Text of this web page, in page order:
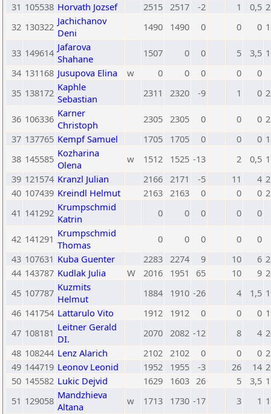
31 105538 Horvath Jozsef 2515 2517 -2 1 0,5
32 130322 Jachichanov
Deni
1490 1490 0 0 0
33 149614 Jafarova
Shahane
1507 0 0 5 3,5
34 131168 Jusupova Elina w 0 0 0 0
0
35 138172 Kaphle
Sebastian
2311 2320 -9 1 0
36 106336 Karner
Christoph
2305 2305 0 0 0
37 137765 Kempf Samuel 1705 1705 0 0 0
38 145585 Kozharina
Olena
w 1512 1525 -13 2 0,5
39 121574 Kranzl Julian 2166 2171 -5 11 4
40 107439 Kreindl Helmut 2163 2163 0 0 0
41 141292 Krumpschmid
Katrin
0 0 0 0 0
42 141291 Krumpschmid
Thomas
0 0 0 0
0
43 107631 Kuba Guenter 2283 2274 9 10 6
44 143787 Kudlak Julia W 2016 1951 65 10 9
45 107787 Kuzmits
Helmut
1884 1910 -26 4 1,5
46 141754 Lattarulo Vito 1912 1912 0 0 0
47 108181 Leitner Gerald
DI.
2070 2082 -12 8 4
48 108244 Lenz Alarich 2102 2102 0 0 0
49 144719 Leonov Leonid 1952 1955 -3 26 14
50 145582 Lukic Dejvid 1629 1603 26 5 3,5
51 129058 Mandzhieva
Altana
w 1713 1730 -17 3 1